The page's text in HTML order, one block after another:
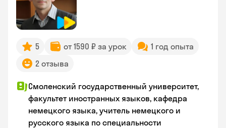
5 от 1590 ₽ за урок
1 год опыта
2 отзыва
Смоленский государственный университет,
факультет иностранных языков, кафедра
немецкого языка, учитель немецкого и
русского языка по специальности